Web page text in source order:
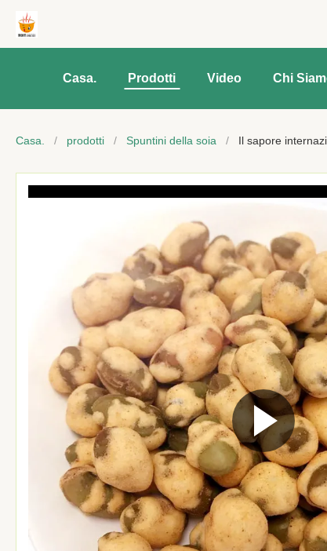
Casa. Prodotti Video Chi
Casa. / prodotti / Spuntini della soia / Il sapore